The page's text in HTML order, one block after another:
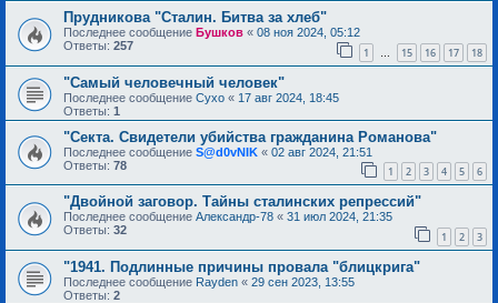
Прудникова "Сталин. Битва за хлеб"
Последнее сообщение Бушков « 08 ноя 2024, 05:12
Ответы: 257 1 … 15 16 17 18
"Самый человечный человек"
Последнее сообщение Сухо « 17 авг 2024, 18:45
Ответы: 1
"Секта. Свидетели убийства гражданина Романова"
Последнее сообщение S@d0vNIK « 02 авг 2024, 21:51
Ответы: 78 1 2 3 4 5 6
"Двойной заговор. Тайны сталинских репрессий"
Последнее сообщение Александр-78 « 31 июл 2024, 21:35
Ответы: 32 1 2 3
"1941. Подлинные причины провала "блицкрига"
Последнее сообщение Rayden « 29 сен 2023, 13:55
Ответы: 2